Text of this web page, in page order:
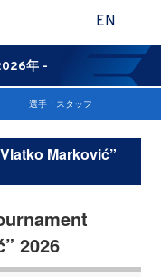
EN
年 -
選手・スタッフ
Marković”
2026